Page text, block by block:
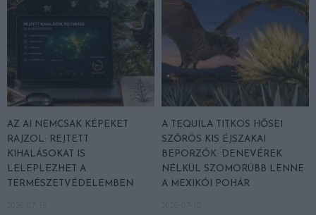
AZ AI NEMCSAK KÉPEKET
RAJZOL: REJTETT
KIHALÁSOKAT IS
LELEPLEZHET A
TERMÉSZETVÉDELEMBEN
A TEQUILA TITKOS HŐSEI
SZŐRÖS KIS ÉJSZAKAI
BEPORZÓK: DENEVÉREK
NÉLKÜL SZOMORÚBB LENNE
A MEXIKÓI POHÁR